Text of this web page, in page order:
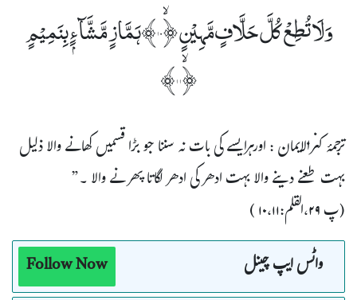
وَلَا تُطِعْ کُلَّ حَلَّافٍ مَّہِیۡنٍ ﴿ۙ۱۰﴾ہَمَّازٍ مَّشَّآءٍۭ بِنَمِیۡمٍ
﴿ۙ۱۱﴾
ترجمۂ کنزالایمان : اورہرایسے کی بات نہ سننا جو بڑا قسمیں کھانے والا ذلیل
بہت طعنے دینے والا بہت ادھر کی ادھر لگاتا پھر نے والا ۔”
(پ ۲۹،القلم:۱۰،۱۱ )
واٹس ایپ چینل
Follow Now